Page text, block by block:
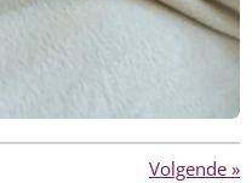
Volgende »